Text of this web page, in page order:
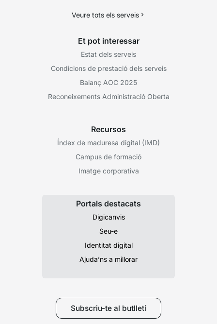
Veure tots els serveis
Et pot interessar
Estat dels serveis
Condicions de prestació dels serveis
Balanç AOC 2025
Reconeixements Administració Oberta
Recursos
Índex de maduresa digital (IMD)
Campus de formació
Imatge corporativa
Portals destacats
Digicanvis
Seu-e
Identitat digital
Ajuda’ns a millorar
Subscriu-te al butlletí